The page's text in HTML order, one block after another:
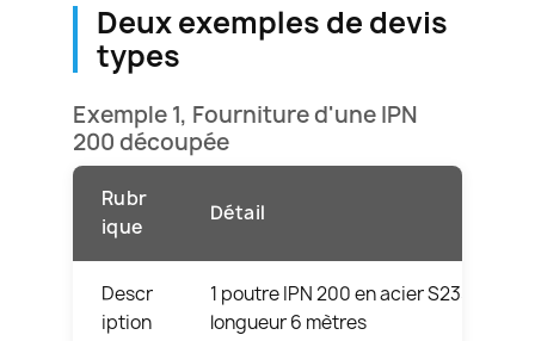
Deux exemples de devis
types
Exemple 1, Fourniture d'une IPN
200 découpée
Rubr
ique
Détail
Descr
iption
1 poutre IPN 200 en acier S235JR,
longueur 6 mètres